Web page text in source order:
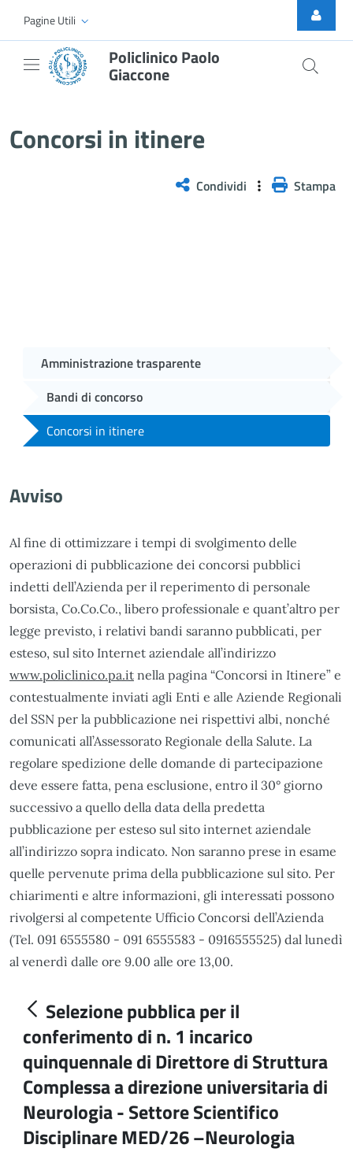
Skip to Main Content
Pagine Utili
Policlinico Paolo
Giaccone
Concorsi in itinere
Condividi Stampa
Amministrazione trasparente
Bandi di concorso
Concorsi in itinere
Avviso
Al fine di ottimizzare i tempi di svolgimento delle
operazioni di pubblicazione dei concorsi pubblici
indetti dell’Azienda per il reperimento di personale
borsista, Co.Co.Co., libero professionale e quant’altro per
legge previsto, i relativi bandi saranno pubblicati, per
esteso, sul sito Internet aziendale all’indirizzo
www.policlinico.pa.it nella pagina “Concorsi in Itinere” e
contestualmente inviati agli Enti e alle Aziende Regionali
del SSN per la pubblicazione nei rispettivi albi, nonché
comunicati all’Assessorato Regionale della Salute. La
regolare spedizione delle domande di partecipazione
deve essere fatta, pena esclusione, entro il 30° giorno
successivo a quello della data della predetta
pubblicazione per esteso sul sito internet aziendale
all’indirizzo sopra indicato. Non saranno prese in esame
quelle pervenute prima della pubblicazione sul sito. Per
chiarimenti e altre informazioni, gli interessati possono
rivolgersi al competente Ufficio Concorsi dell’Azienda
(Tel. 091 6555580 - 091 6555583 - 0916555525) dal lunedì
al venerdì dalle ore 9.00 alle ore 13,00.
Selezione pubblica per il
conferimento di n. 1 incarico
quinquennale di Direttore di Struttura
Complessa a direzione universitaria di
Neurologia - Settore Scientifico
Disciplinare MED/26 –Neurologia